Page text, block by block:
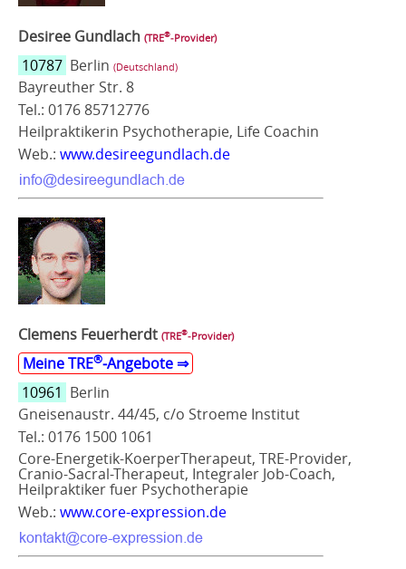
Desiree Gundlach (TRE®‑Provider)
10787 Berlin (Deutschland)
Bayreuther Str. 8
Tel.: 0176 85712776
Heilpraktikerin Psychotherapie, Life Coachin
Web.: www.desireegundlach.de
Clemens Feuerherdt (TRE®‑Provider)
Meine TRE®‑Angebote ⇒
10961 Berlin
Gneisenaustr. 44/45, c/o Stroeme Institut
Tel.: 0176 1500 1061
Core-Energetik-KoerperTherapeut, TRE-Provider,
Cranio-Sacral-Therapeut, Integraler Job-Coach,
Heilpraktiker fuer Psychotherapie
Web.: www.core-expression.de